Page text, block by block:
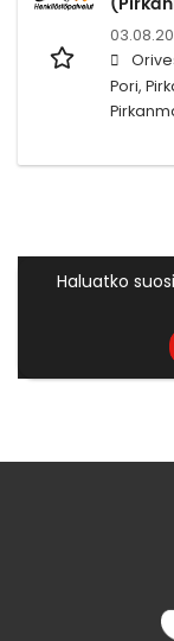
Pori,
Haluatko